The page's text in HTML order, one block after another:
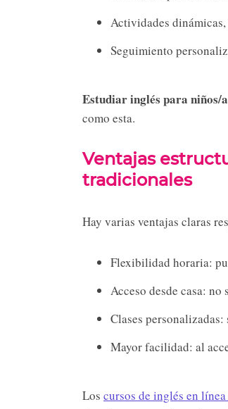
Actividades
Seguimiento
Estudiar inglés para niños/
como esta.
Ventajas
tradicionales
Hay varias ventajas claras
Flexibilidad horaria:
Acceso desde casa:
Clases personalizadas:
Mayor facilidad: al
Los cursos de inglés en